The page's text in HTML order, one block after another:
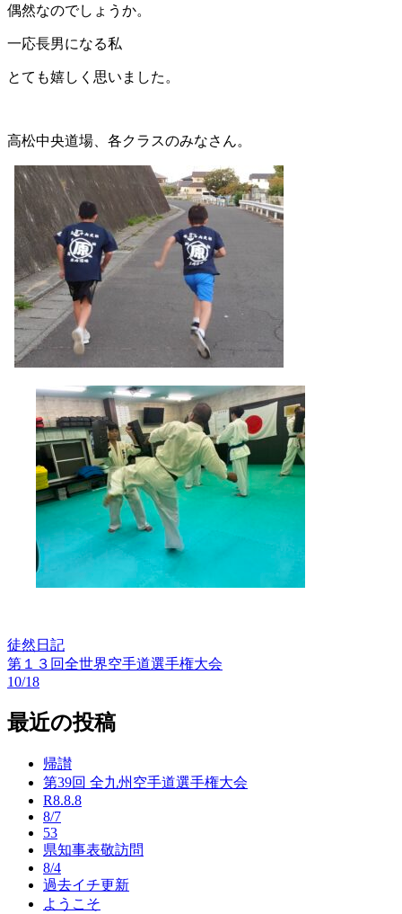
偶然なのでしょうか。
一応長男になる私
とても嬉しく思いました。
高松中央道場、各クラスのみなさん。
徒然日記
投
ナ
第１３回全世界空手道選手権大会
10/18
最近の投稿
帰讃
第39回 全九州空手道選手権大会
R8.8.8
8/7
53
県知事表敬訪問
8/4
過去イチ更新
ようこそ